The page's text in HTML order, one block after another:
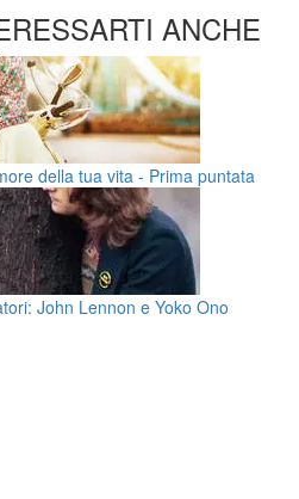
ANCHE
della tua vita - Prima puntata
John Lennon e Yoko Ono